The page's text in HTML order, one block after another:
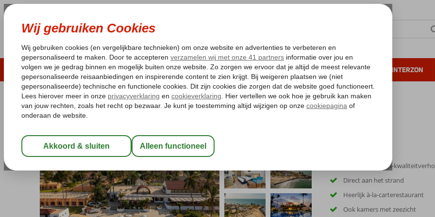
LAST MINUTE ZOMER 2026 ZONVAKANTIE VERRE REIZEN ALL INCLUSIVE WINTERZON
Pakketgarantie Laagsteprijsgarantie* Gratis annuleren*
Home
Gambia West Gambia
Sun Beach
All Inclusive Hotel
Uitstekende prijs-
Direct aan het strand
Heerlijk à-la-carterestaurant
Ook kamers met zeezicht